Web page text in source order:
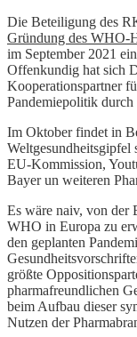
Die Beteiligung des
Gründung des WHO-
im September 2021
Offenkundig hat sich
Kooperationspartner
Pandemiepolitik
Im Oktober findet in
Weltgesundheitsgipfel
EU-Kommission,
Bayer un weiteren
Es wäre naiv, von der
WHO in Europa zu
den geplanten
größte
pharmafreundlichen
beim Aufbau dieser
Nutzen der